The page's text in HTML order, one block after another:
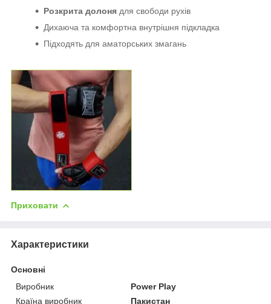
Розкрита долоня для свободи рухів
Дихаюча та комфортна внутрішня підкладка
Підходять для аматорських змагань
Приховати
Характеристики
Основні
Виробник
Power Play
Країна виробник
Пакистан